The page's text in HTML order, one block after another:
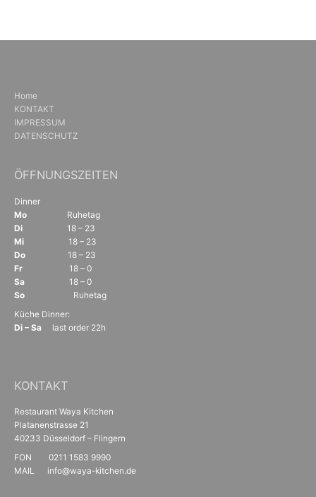
Home
KONTAKT
IMPRESSUM
DATENSCHUTZ
ÖFFNUNGSZEITEN
Dinner
Mo
Ruhetag
Di
18 – 23
Mi
18 – 23
Do
18 – 23
Fr
18 – 0
Sa 18 – 0
So Ruhetag
Küche Dinner:
Di – Sa last order 22h
KONTAKT
Restaurant Waya Kitchen
Platanenstrasse 21
40233 Düsseldorf – Flingern
FON 0211 1583 9990
MAIL info@waya-kitchen.de